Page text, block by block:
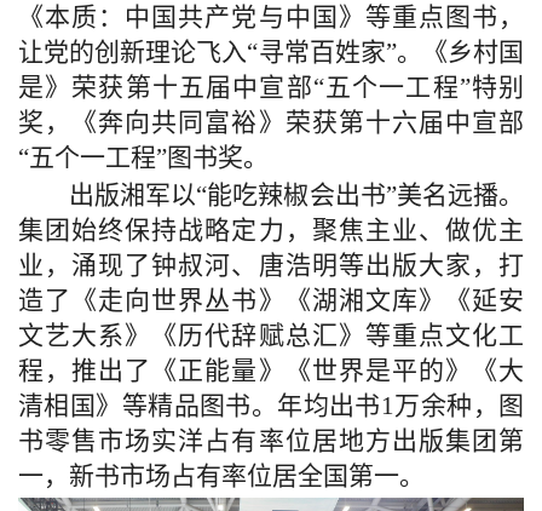
《本质：中国共产党与中国》等重点图书，
让党的创新理论飞入“寻常百姓家”。《乡村国
是》荣获第十五届中宣部“五个一工程”特别
奖，《奔向共同富裕》荣获第十六届中宣部
“五个一工程”图书奖。
出版湘军以“能吃辣椒会出书”美名远播。
集团始终保持战略定力，聚焦主业、做优主
业，涌现了钟叔河、唐浩明等出版大家，打
造了《走向世界丛书》《湖湘文库》《延安
文艺大系》《历代辞赋总汇》等重点文化工
程，推出了《正能量》《世界是平的》《大
清相国》等精品图书。年均出书1万余种，图
书零售市场实洋占有率位居地方出版集团第
一，新书市场占有率位居全国第一。